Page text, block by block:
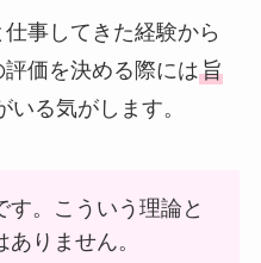
事してきた経験から
価を決める際には旨
いる気がします。
。こういう理論と
りません。